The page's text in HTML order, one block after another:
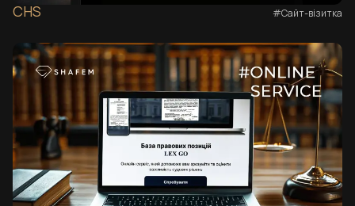
CHS #Сайт-візитка